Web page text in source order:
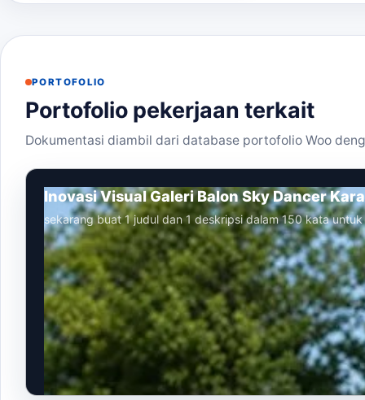
PORTOFOLIO
Portofolio pekerjaan terkait
Dokumentasi diambil dari database portofolio Woo
Inovasi Visual Galeri Balon Sky Dancer
sekarang buat 1 judul dan 1 deskripsi dalam 150 kata